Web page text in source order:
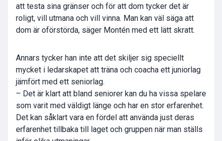
att testa sina gränser och för att dom tycker det är
roligt, vill utmana och vill vinna. Man kan väl säga att
dom är oförstörda, säger Montén med ett lätt skratt.
Annars tycker han inte att det skiljer sig speciellt
mycket i ledarskapet att träna och coacha ett juniorlag
jämfört med ett seniorlag.
– Det är klart att bland seniorer kan du ha vissa spelare
som varit med väldigt länge och har en stor erfarenhet.
Det kan såklart vara en fördel att använda just deras
erfarenhet tillbaka till laget och gruppen när man ställs